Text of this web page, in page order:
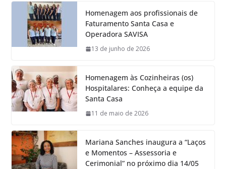
Homenagem aos profissionais de
Faturamento Santa Casa e
Operadora SAVISA
13 de junho de 2026
Homenagem às Cozinheiras (os)
Hospitalares: Conheça a equipe da
Santa Casa
11 de maio de 2026
Mariana Sanches inaugura a “Laços
e Momentos – Assessoria e
Cerimonial” no próximo dia 14/05